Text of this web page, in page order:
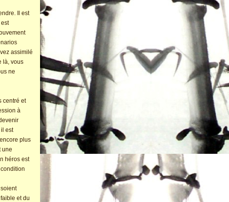
Il est
assimilé
là, vous
ne
centré et
à
est
plus
une
héros est
et du